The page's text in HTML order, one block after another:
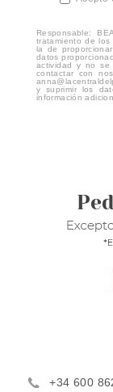
Responsable:
tratamiento de
la de
datos
actividad y no se
contactar con
y suprimir los
información
+34 600